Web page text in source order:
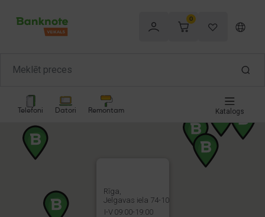
0
Telefoni Datori Remontam Katalogs
Rīga,
Jelgavas iela 74-10
I-V 09:00-19:00